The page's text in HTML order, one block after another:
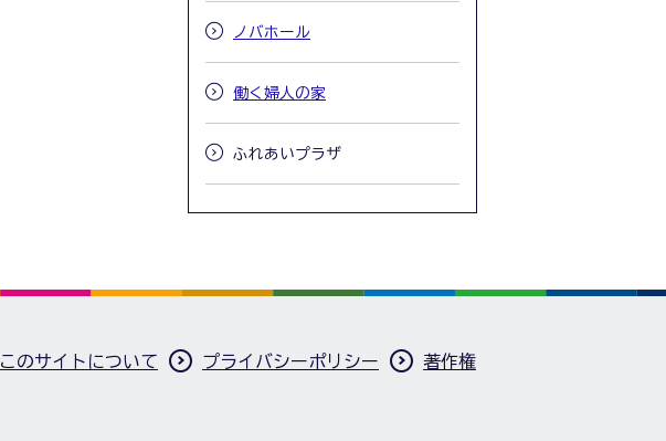
ノバホール
働く婦人の家
ふれあいプラザ
このサイトについて プライバシーポリシー 著作権